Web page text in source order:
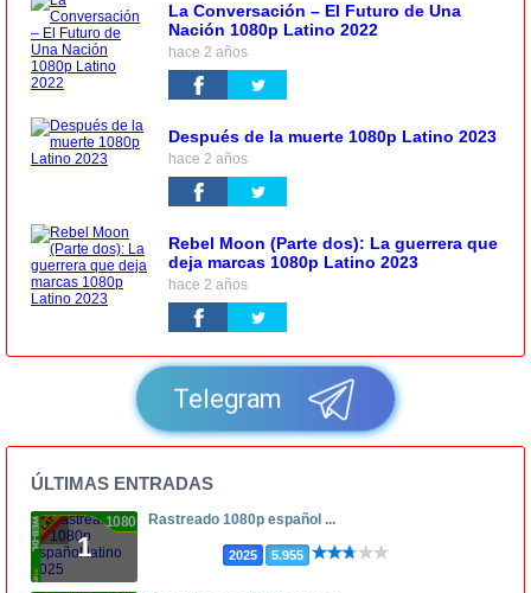
La Conversación – El Futuro de Una
Nación 1080p Latino 2022
hace 2 años
Después de la muerte 1080p Latino 2023
hace 2 años
Rebel Moon (Parte dos): La guerrera que
deja marcas 1080p Latino 2023
hace 2 años
Telegram
ÚLTIMAS ENTRADAS
1
1080p Rastreado 1080p español ...
2025 5.955